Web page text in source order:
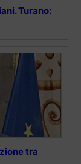
Turano:
tra